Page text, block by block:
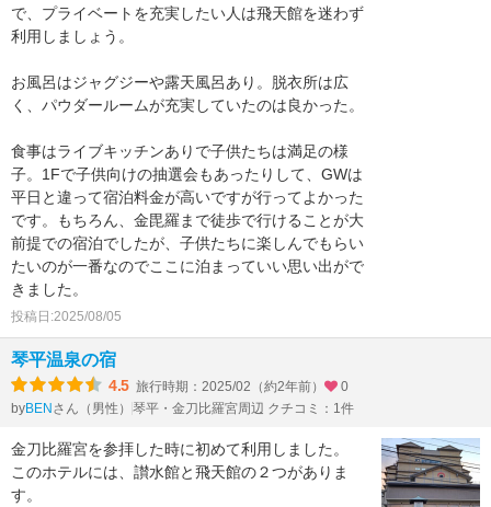
で、プライベートを充実したい人は飛天館を迷わず
利用しましょう。
お風呂はジャグジーや露天風呂あり。脱衣所は広
く、パウダールームが充実していたのは良かった。
食事はライブキッチンありで子供たちは満足の様
子。1Fで子供向けの抽選会もあったりして、GWは
平日と違って宿泊料金が高いですが行ってよかった
です。もちろん、金毘羅まで徒歩で行けることが大
前提での宿泊でしたが、子供たちに楽しんでもらい
たいのが一番なのでここに泊まっていい思い出がで
きました。
投稿日:2025/08/05
琴平温泉の宿
4.5 旅行時期：2025/02（約2年前）
0
byBEN さん（男性） 琴平・金刀比羅宮周辺 クチコミ：1件
金刀比羅宮を参拝した時に初めて利用しました。
このホテルには、讃水館と飛天館の２つがありま
す。